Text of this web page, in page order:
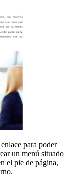
para poder
un menú situado
el pie de página,